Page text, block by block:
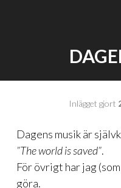
Inlägget gjort
Dagens musik är
”The world is saved”.
För övrigt har jag
göra.